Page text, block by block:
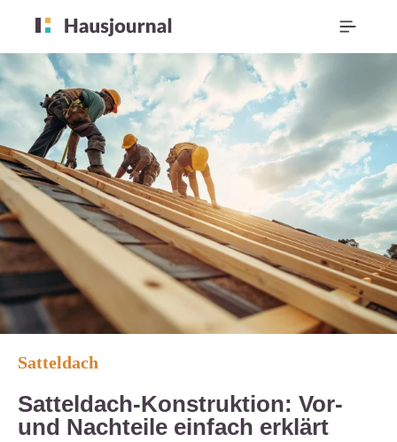
Satteldach
Satteldach-Konstruktion: Vor-
und Nachteile einfach erklärt